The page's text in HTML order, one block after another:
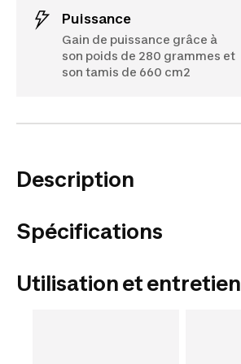
Puissance
Gain de puissance grâce à
son poids de 280 grammes et
son tamis de 660 cm2
Description
Spécifications
Utilisation et entretien